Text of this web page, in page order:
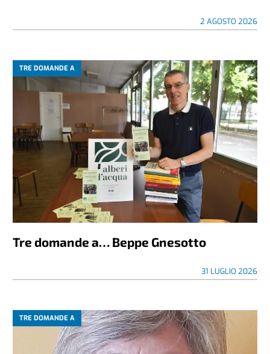
2 AGOSTO 2026
TRE DOMANDE A
Tre domande a… Beppe Gnesotto
31 LUGLIO 2026
TRE DOMANDE A